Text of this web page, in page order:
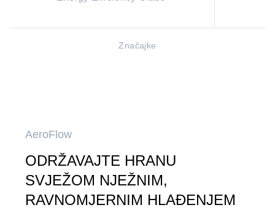
Značajke
AeroFlow
ODRŽAVAJTE HRANU
SVJEŽOM NJEŽNIM,
RAVNOMJERNIM HLAĐENJEM